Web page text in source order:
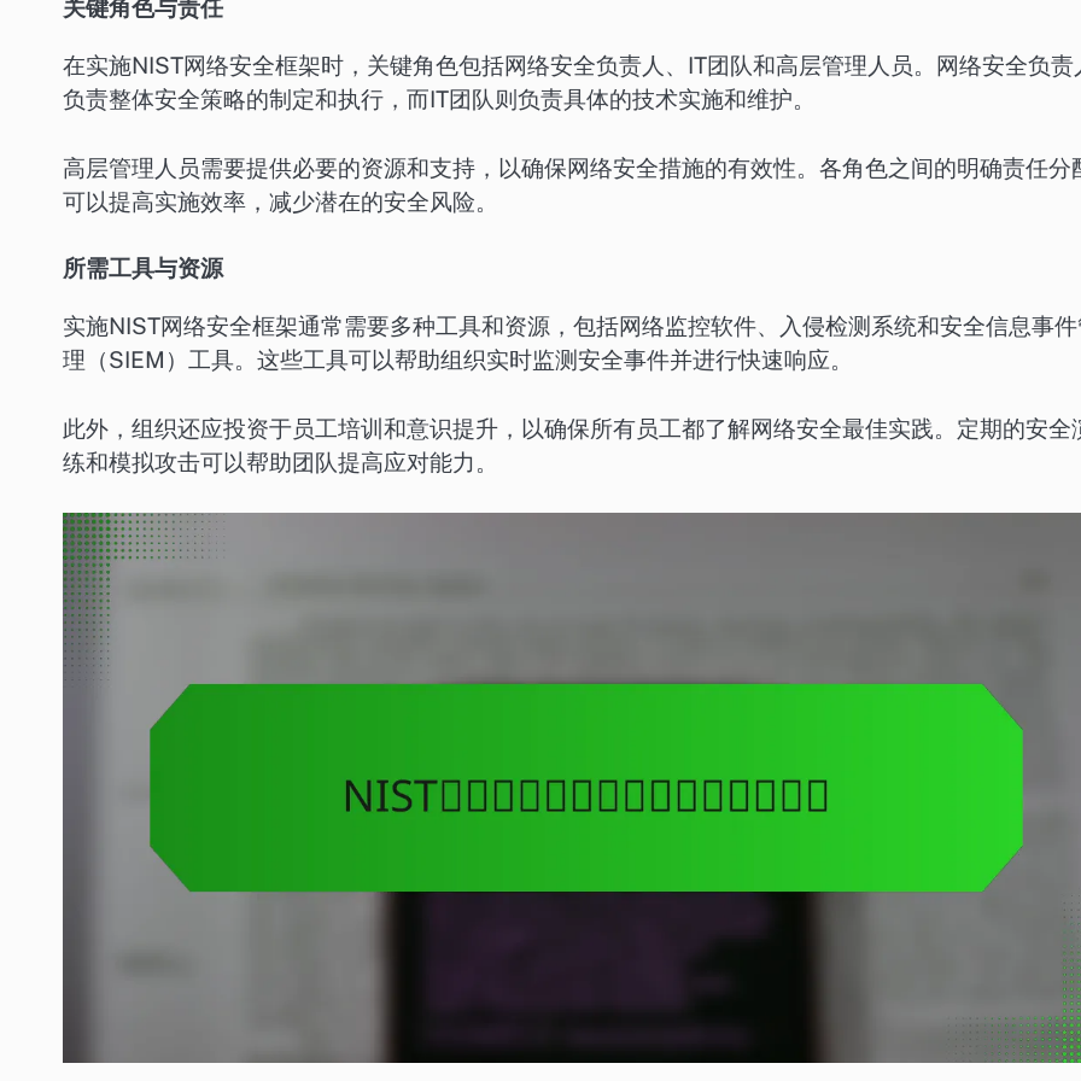
关键角色与责任
在实施NIST网络安全框架时，关键角色包括网络安全负责人、IT团队和高层管理人员。网络安全负责
负责整体安全策略的制定和执行，而IT团队则负责具体的技术实施和维护。
高层管理人员需要提供必要的资源和支持，以确保网络安全措施的有效性。各角色之间的明确责任分
可以提高实施效率，减少潜在的安全风险。
所需工具与资源
实施NIST网络安全框架通常需要多种工具和资源，包括网络监控软件、入侵检测系统和安全信息事件
理（SIEM）工具。这些工具可以帮助组织实时监测安全事件并进行快速响应。
此外，组织还应投资于员工培训和意识提升，以确保所有员工都了解网络安全最佳实践。定期的安全
练和模拟攻击可以帮助团队提高应对能力。